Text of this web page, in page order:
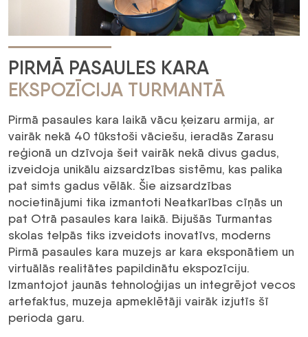
PIRMĀ PASAULES KARA
EKSPOZĪCIJA TURMANTĀ
Pirmā pasaules kara laikā vācu ķeizaru armija, ar
vairāk nekā 40 tūkstoši vāciešu, ieradās Zarasu
reģionā un dzīvoja šeit vairāk nekā divus gadus,
izveidoja unikālu aizsardzības sistēmu, kas palika
pat simts gadus vēlāk. Šie aizsardzības
nocietinājumi tika izmantoti Neatkarības cīņās un
pat Otrā pasaules kara laikā. Bijušās Turmantas
skolas telpās tiks izveidots inovatīvs, moderns
Pirmā pasaules kara muzejs ar kara eksponātiem un
virtuālās realitātes papildinātu ekspozīciju.
Izmantojot jaunās tehnoloģijas un integrējot vecos
artefaktus, muzeja apmeklētāji vairāk izjutīs šī
perioda garu.